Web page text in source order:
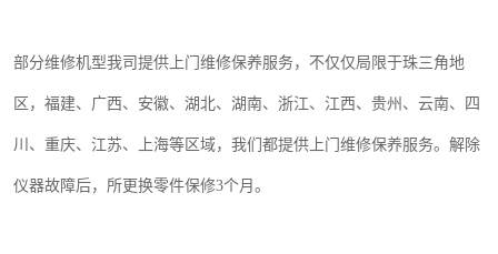
部分维修机型我司提供上门维修保养服务，不仅仅局限于珠三角地
区，福建、广西、安徽、湖北、湖南、浙江、江西、贵州、云南、四
川、重庆、 江苏、上海等区域，我们都提供上门维修保养服务。解除
仪器故障后，所更换零件保修3个月。